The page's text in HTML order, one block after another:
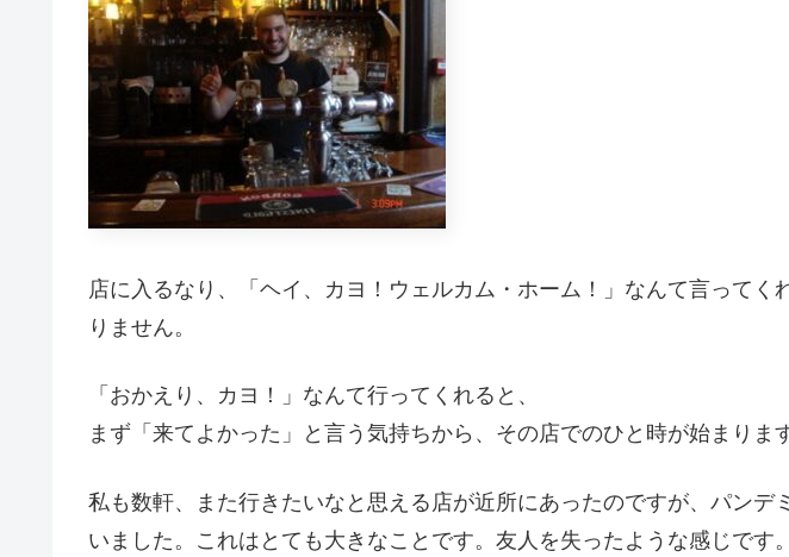
店に入るなり、「ヘイ、カヨ！ウェルカム・ホーム！」なんて言ってく
りません。
「おかえり、カヨ！」なんて行ってくれると、
まず「来てよかった」と言う気持ちから、その店でのひと時が始まります
私も数軒、また行きたいなと思える店が近所にあったのですが、パンデ
いました。これはとても大きなことです。友人を失ったような感じです